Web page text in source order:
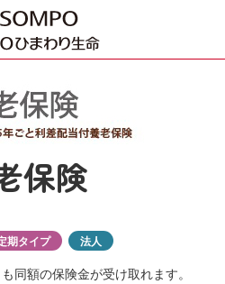
保険
期タイプ 法人
同額の保険金が受け取れます。